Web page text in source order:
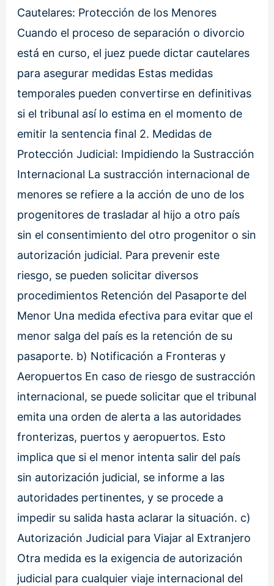
Cautelares: Protección de los Menores
Cuando el proceso de separación o divorcio
está en curso, el juez puede dictar cautelares
para asegurar medidas Estas medidas
temporales pueden convertirse en definitivas
si el tribunal así lo estima en el momento de
emitir la sentencia final 2. Medidas de
Protección Judicial: Impidiendo la Sustracción
Internacional La sustracción internacional de
menores se refiere a la acción de uno de los
progenitores de trasladar al hijo a otro país
sin el consentimiento del otro progenitor o sin
autorización judicial. Para prevenir este
riesgo, se pueden solicitar diversos
procedimientos Retención del Pasaporte del
Menor Una medida efectiva para evitar que el
menor salga del país es la retención de su
pasaporte. b) Notificación a Fronteras y
Aeropuertos En caso de riesgo de sustracción
internacional, se puede solicitar que el tribunal
emita una orden de alerta a las autoridades
fronterizas, puertos y aeropuertos. Esto
implica que si el menor intenta salir del país
sin autorización judicial, se informe a las
autoridades pertinentes, y se procede a
impedir su salida hasta aclarar la situación. c)
Autorización Judicial para Viajar al Extranjero
Otra medida es la exigencia de autorización
judicial para cualquier viaje internacional del